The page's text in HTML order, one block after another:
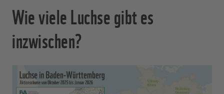
Wie viele Luchse gibt es
inzwischen?